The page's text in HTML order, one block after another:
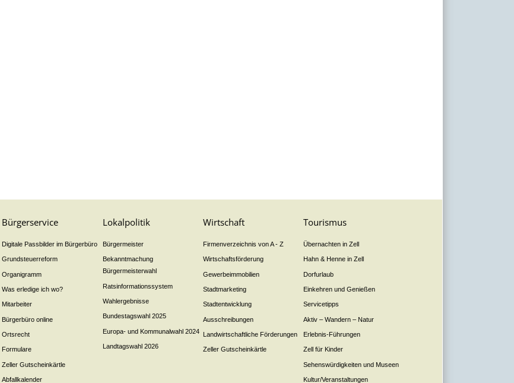
Bürgerservice
Digitale Passbilder im Bürgerbüro
Grundsteuerreform
Organigramm
Was erledige ich wo?
Mitarbeiter
Bürgerbüro online
Ortsrecht
Formulare
Zeller Gutscheinkärtle
Abfallkalender
Lokalpolitik
Bürgermeister
Bekanntmachung
Bürgermeisterwahl
Ratsinformationssystem
Wahlergebnisse
Bundestagswahl 2025
Europa- und Kommunalwahl 2024
Landtagswahl 2026
Wirtschaft
Firmenverzeichnis von A - Z
Wirtschaftsförderung
Gewerbeimmobilien
Stadtmarketing
Stadtentwicklung
Ausschreibungen
Landwirtschaftliche Förderungen
Zeller Gutscheinkärtle
Tourismus
Übernachten in Zell
Hahn & Henne in Zell
Dorfurlaub
Einkehren und Genießen
Servicetipps
Aktiv – Wandern – Natur
Erlebnis-Führungen
Zell für Kinder
Sehenswürdigkeiten und Museen
Kultur/Veranstaltungen